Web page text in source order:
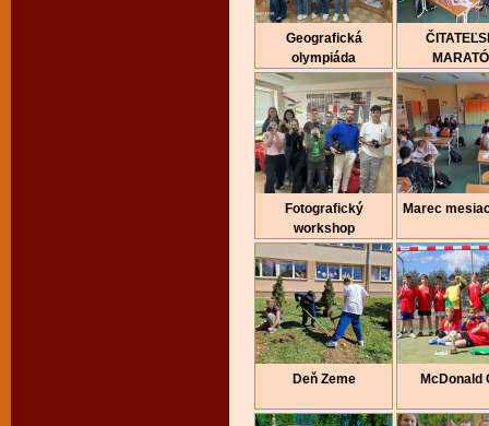
Geografická
olympiáda
Fotografický
workshop
Marec
Deň Zeme McDonald